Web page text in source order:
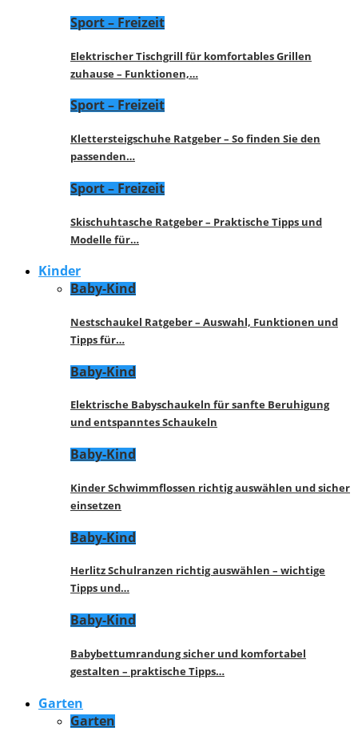
Sport – Freizeit
Elektrischer Tischgrill für komfortables Grillen
zuhause – Funktionen,…
Sport – Freizeit
Klettersteigschuhe Ratgeber – So finden Sie den
passenden…
Sport – Freizeit
Skischuhtasche Ratgeber – Praktische Tipps und
Modelle für…
Kinder
Baby-Kind
Nestschaukel Ratgeber – Auswahl, Funktionen und
Tipps für…
Baby-Kind
Elektrische Babyschaukeln für sanfte Beruhigung
und entspanntes Schaukeln
Baby-Kind
Kinder Schwimmflossen richtig auswählen und sicher
einsetzen
Baby-Kind
Herlitz Schulranzen richtig auswählen – wichtige
Tipps und…
Baby-Kind
Babybettumrandung sicher und komfortabel
gestalten – praktische Tipps…
Garten
Garten